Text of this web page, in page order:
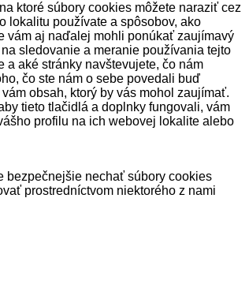
ktoré súbory cookies môžete naraziť cez
lokalitu používate a spôsobov, ako
vám aj naďalej mohli ponúkať zaujímavý
sledovanie a meranie používania tejto
aké stránky navštevujete, čo nám
čo ste nám o sebe povedali buď
obsah, ktorý by vás mohol zaujímať.
tieto tlačidlá a doplnky fungovali, vám
profilu na ich webovej lokalite alebo
bezpečnejšie nechať súbory cookies
prostredníctvom niektorého z nami